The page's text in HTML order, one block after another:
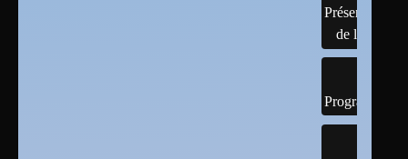
Présentation
de linux